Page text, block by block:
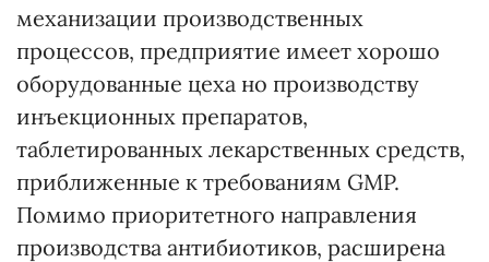
механизации производственных
процессов, предприятие имеет хорошо
оборудованные цеха но производству
инъекционных препаратов,
таблетированных лекарственных средств,
приближенные к требованиям GMP.
Помимо приоритетного направления
производства антибиотиков, расширена